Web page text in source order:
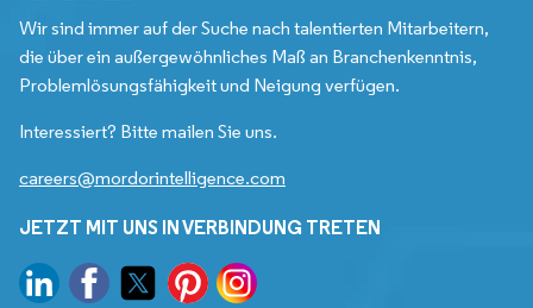
Wir sind immer auf der Suche nach talentierten Mitarbeitern,
die über ein außergewöhnliches Maß an Branchenkenntnis,
Problemlösungsfähigkeit und Neigung verfügen.
Interessiert? Bitte mailen Sie uns.
careers@mordorintelligence.com
JETZT MIT UNS IN VERBINDUNG TRETEN